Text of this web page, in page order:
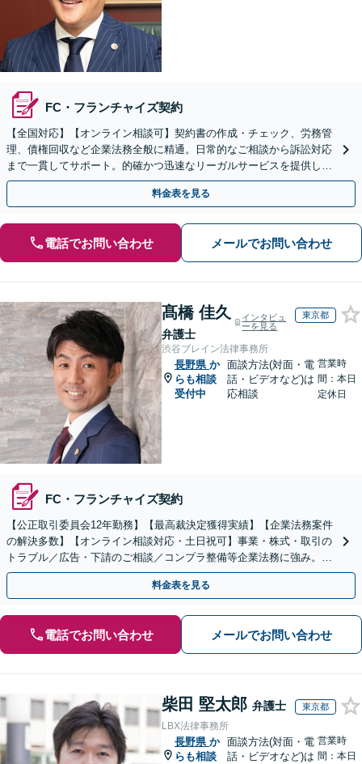
FC・フランチャイズ契約
【全国対応】【オンライン相談可】契約書の作成・チェック、労務管
理、債権回収など企業法務全般に精通。日常的なご相談から訴訟対応
まで一貫してサポート。的確かつ迅速なリーガルサービスを提供しま
す。【初回相談無料】【休日・夜間相談可】
料金表を見る
電話でお問い合わせ メールでお問い合わせ
髙橋 佳久
弁護士
インタビュ
ーを見る
東京都
渋谷ブレイン法律事務所
長野県 か
らも相談
受付中
面談方法(対面・電
話・ビデオなど)は
応相談
営業時
間：本日
定休日
FC・フランチャイズ契約
【公正取引委員会12年勤務】【最高裁決定獲得実績】【企業法務案件
の解決多数】【オンライン相談対応・土日祝可】事業・株式・取引の
トラブル／広告・下請のご相談／コンプラ整備等企業法務に強み。株
式の相続／誹謗中傷対策／不動産問題まで幅広く対応！
料金表を見る
電話でお問い合わせ メールでお問い合わせ
柴田 堅太郎 弁護士 東京都
LBX法律事務所
長野県 か
らも相談
面談方法(対面・電
話・ビデオなど)は
営業時
間：本日